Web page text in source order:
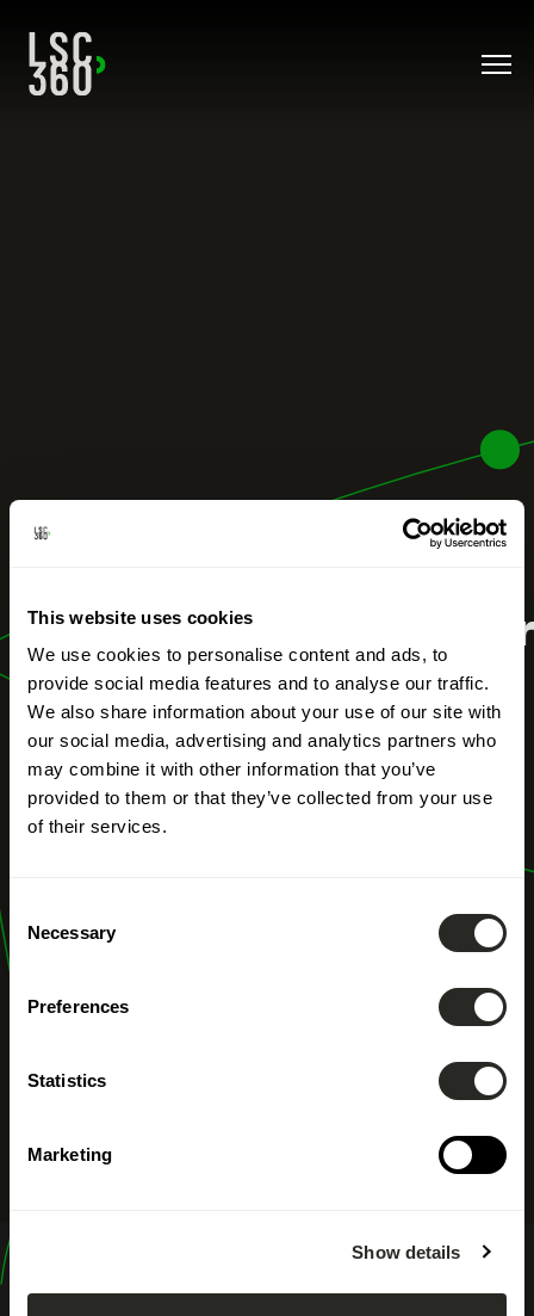
This website uses cookies
We use cookies to personalise content and ads, to
provide social media features and to analyse our traffic.
We also share information about your use of our site with
our social media, advertising and analytics partners who
may combine it with other information that you’ve
provided to them or that they’ve collected from your use
of their services.
Selection
Necessary
Preferences
Statistics
Marketing
Show details
(CSRD)
design